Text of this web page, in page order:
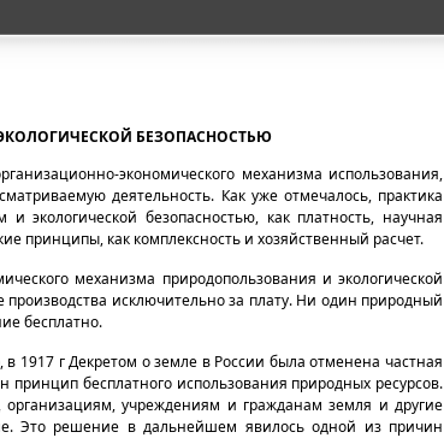
БЕЗОПАСНОСТЬЮ
экономического механизма использования,
деятельность. Как уже отмечалось, практика
экологической безопасностью, как платность, научная
принципы, как комплексность и хозяйственный расчет.
механизма природопользования и экологической
производства исключительно за плату. Ни один природный
бесплатно.
1917 г Декретом о земле в России была отменена частная
бесплатного использования природных ресурсов.
учреждениям и гражданам земля и другие
Это решение в дальнейшем явилось одной из причин